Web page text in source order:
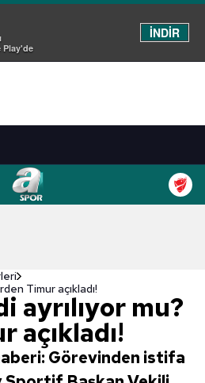
Play'de
İNDİR
Timur açıkladı!
ayrılıyor mu?
açıkladı!
Görevinden istifa